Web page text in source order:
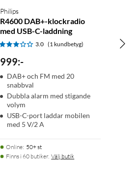
Philips
R4600 DAB+-klockradio
med USB-C-laddning
3.0 (1 kundbetyg)
999:-
DAB+ och FM med 20
snabbval
Dubbla alarm med stigande
volym
USB-C-port laddar mobilen
med 5 V/2 A
Online: 50+ st
Finns i 60 butiker. Välj butik